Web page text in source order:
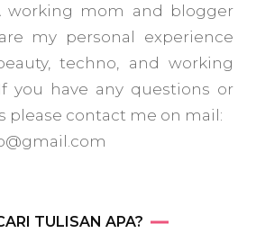
working mom and blogger
my personal experience
techno, and working
you have any questions or
please contact me on mail:
TULISAN APA?